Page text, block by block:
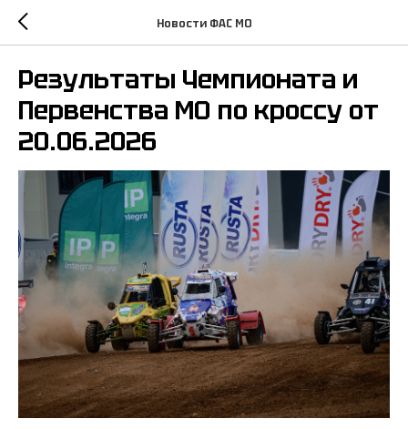
Новости ФАС МО
Результаты Чемпионата и
Первенства МО по кроссу от
20.06.2026